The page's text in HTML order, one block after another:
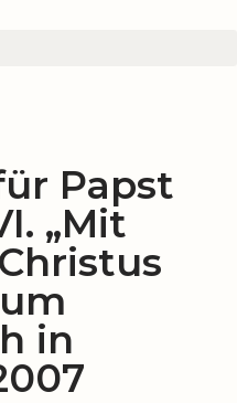
Papst
„Mit
in